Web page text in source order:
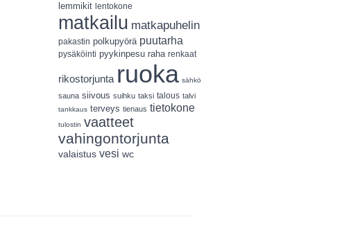
lemmikit lentokone
matkailu matkapuhelin
pakastin polkupyörä puutarha
pysäköinti pyykinpesu raha renkaat
rikostorjunta ruoka sähkö
sauna siivous suihku taksi talous talvi
tankkaus terveys tienaus tietokone
tulostin vaatteet
vahingontorjunta
valaistus vesi wc